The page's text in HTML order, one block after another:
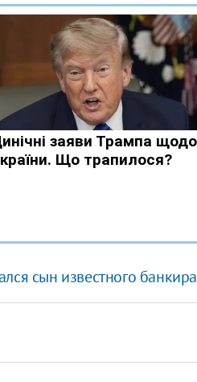
сын известного банкира